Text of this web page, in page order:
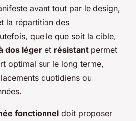
avant tout par le design,
la répartition des
quelle que soit la cible,
dos léger et résistant permet
optimal sur le long terme,
quotidiens ou
fonctionnel doit proposer